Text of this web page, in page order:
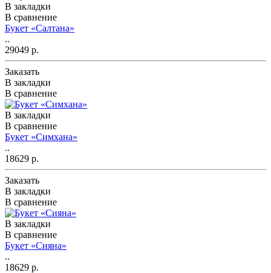
В закладки
В сравнение
Букет «Салтана»
..
29049 р.
Заказать
В закладки
В сравнение
В закладки
В сравнение
Букет «Симхана»
..
18629 р.
Заказать
В закладки
В сравнение
В закладки
В сравнение
Букет «Сияна»
..
18629 р.